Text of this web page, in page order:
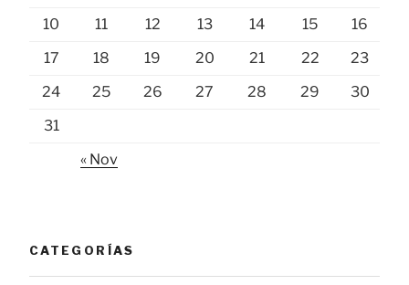
10
11 12 13 14 15
16
17
18 19 20 21 22
23
24
25 26 27 28 29
30
31
« Nov
CATEGORÍAS